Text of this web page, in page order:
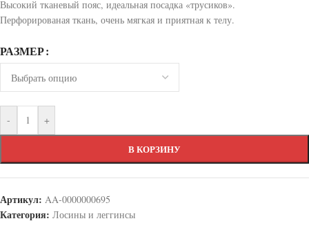
Высокий тканевый пояс, идеальная посадка «трусиков».
Перфорированая ткань, очень мягкая и приятная к телу.
РАЗМЕР
- +
В КОРЗИНУ
Артикул: AA-0000000695
Категория: Лосины и леггинсы